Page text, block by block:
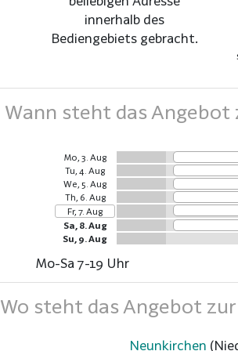
innerhalb des
Bediengebiets gebracht.
Wann steht das Angebot
Mo, 3. Aug
Tu, 4. Aug
We, 5. Aug
Th, 6. Aug
Fr, 7. Aug
Sa, 8. Aug
Su, 9. Aug
Mo-Sa 7-19 Uhr
Wo steht das Angebot
Neunkirchen